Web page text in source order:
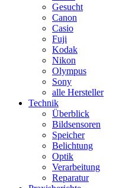
Gesucht
Canon
Casio
Fuji
Kodak
Nikon
Olympus
Sony
alle Hersteller
Technik
Überblick
Bildsensoren
Speicher
Belichtung
Optik
Verarbeitung
Reparatur